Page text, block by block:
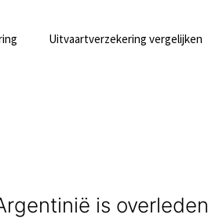
Uitvaartverzekering vergelijken
is overleden